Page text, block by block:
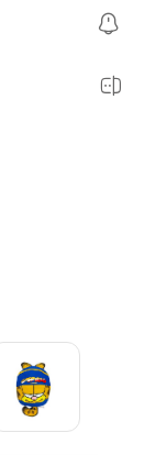
لوازم اتاق نوزاد و کودک
اسباب بازی دخترانه و